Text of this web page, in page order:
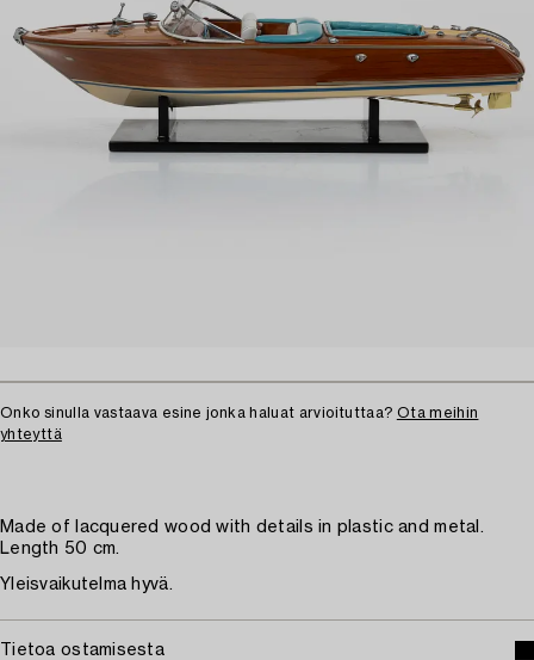
Onko sinulla vastaava esine jonka haluat arvioituttaa? Ota meihin
yhteyttä
Made of lacquered wood with details in plastic and metal.
Length 50 cm.
Yleisvaikutelma hyvä.
Tietoa ostamisesta